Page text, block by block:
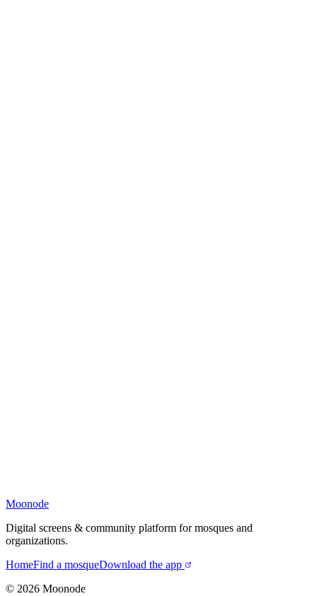
Moonode
Digital screens & community platform for mosques and
organizations.
HomeFind a mosqueDownload the app
© 2026 Moonode